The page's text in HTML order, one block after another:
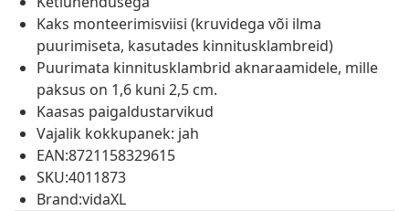
Kaks monteerimisviisi (kruvidega või ilma
puurimiseta, kasutades kinnitusklambreid)
Puurimata kinnitusklambrid aknaraamidele, mille
paksus on 1,6 kuni 2,5 cm.
Kaasas paigaldustarvikud
Vajalik kokkupanek: jah
EAN:8721158329615
SKU:4011873
Brand:vidaXL